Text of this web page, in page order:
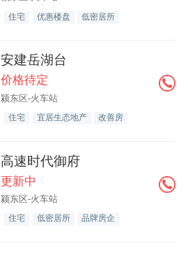
住宅 优惠楼盘 低密居所
安建岳湖台
价格待定
颍东区-火车站
住宅 宜居生态地产 改善房
高速时代御府
更新中
颍东区-火车站
住宅 低密居所 品牌房企